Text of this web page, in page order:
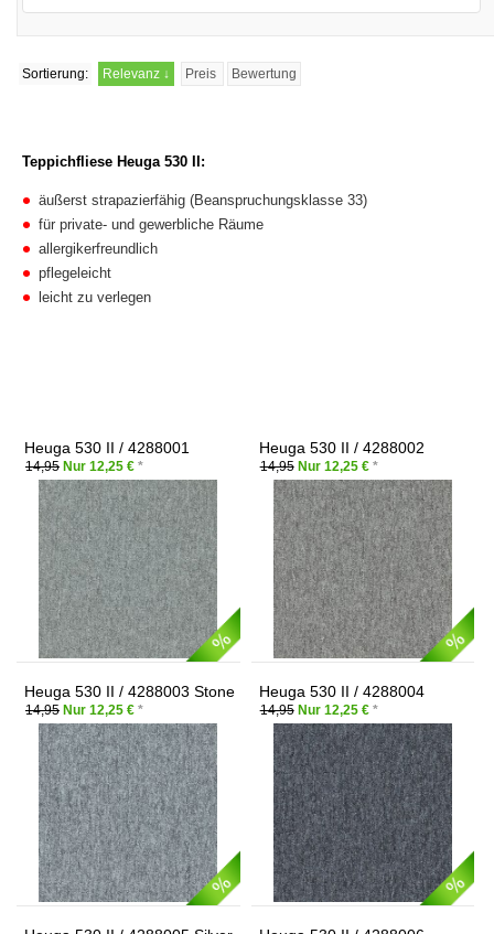
Sortierung: Relevanz ↓ Preis Bewertung
Teppichfliese Heuga 530 II:
äußerst strapazierfähig (Beanspruchungsklasse 33)
für private- und gewerbliche Räume
allergikerfreundlich
pflegeleicht
leicht zu verlegen
Heuga 530 II / 4288001
Gravel
14,95 Nur 12,25 € *
Heuga 530 II / 4288002
Pebble
14,95Nur 12,25 € *
Heuga 530 II / 4288003 Stone
14,95 Nur 12,25 € *
Heuga 530 II / 4288004
Carbon
14,95Nur 12,25 € *